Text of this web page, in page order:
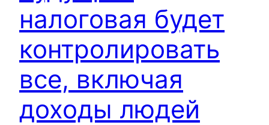
налоговая будет
контролировать
все, включая
доходы людей